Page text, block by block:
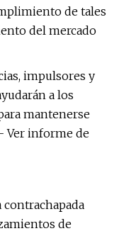
de tales
del mercado
impulsores y
a los
mantenerse
Ver informe de
de